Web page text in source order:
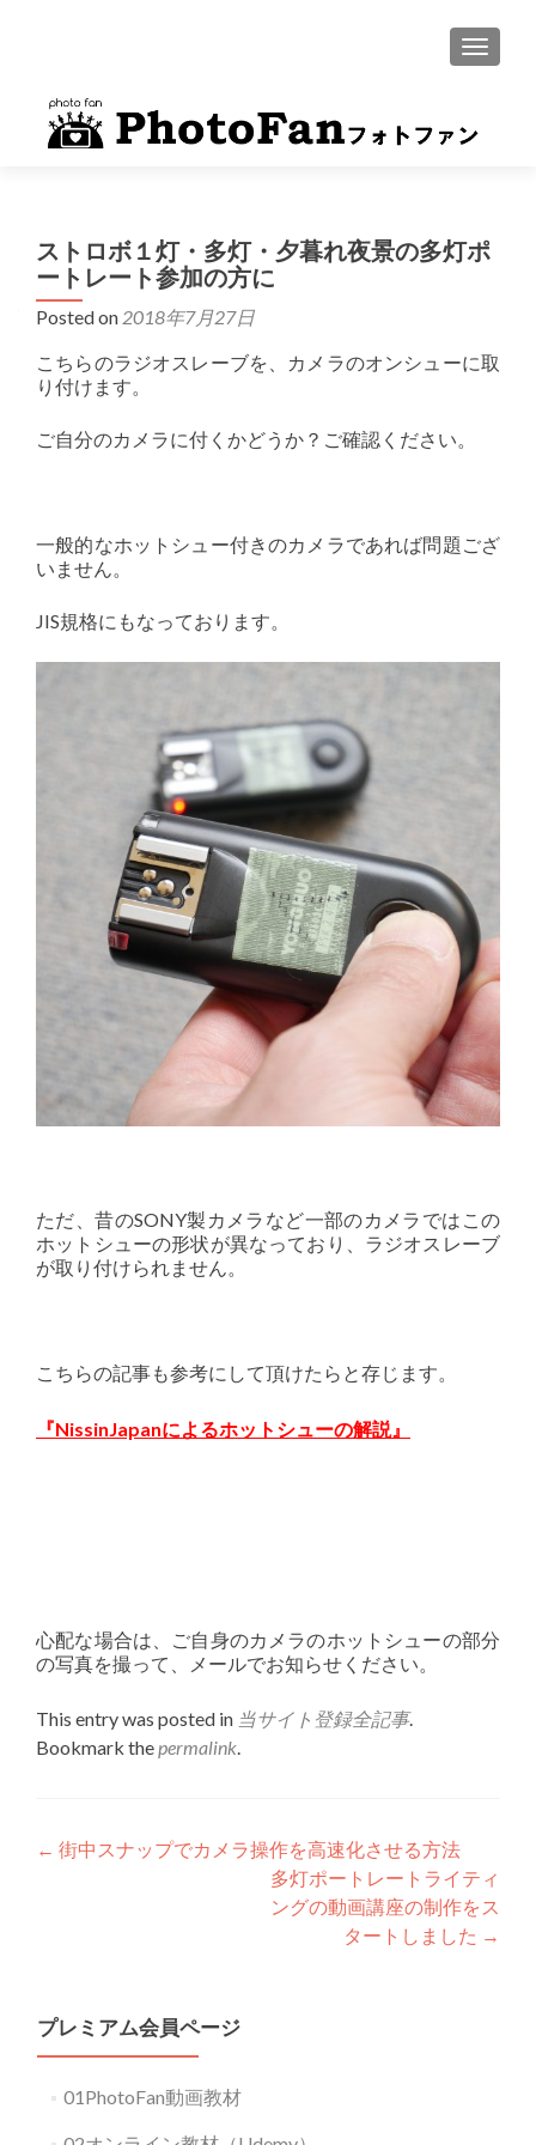
MENU
ストロボ１灯・多灯・夕暮れ夜景の多灯ポ
ートレート参加の方に
Posted on 2018年7月27日
こちらのラジオスレーブを、カメラのオンシューに取
り付けます。
ご自分のカメラに付くかどうか？ご確認ください。
一般的なホットシュー付きのカメラであれば問題ござ
いません。
JIS規格にもなっております。
ただ、昔のSONY製カメラなど一部のカメラではこの
ホットシューの形状が異なっており、ラジオスレーブ
が取り付けられません。
こちらの記事も参考にして頂けたらと存じます。
『NissinJapanによるホットシューの解説』
心配な場合は、ご自身のカメラのホットシューの部分
の写真を撮って、メールでお知らせください。
This entry was posted in 当サイト登録全記事.
Bookmark thepermalink.
Post
← 街中スナップでカメラ操作を高速化させる方法
多灯ポートレートライティ
ングの動画講座の制作をス
タートしました →
プレミアム会員ページ
01PhotoFan動画教材